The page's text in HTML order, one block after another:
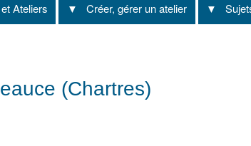
Ateliers Créer, gérer un atelier
(Chartres)